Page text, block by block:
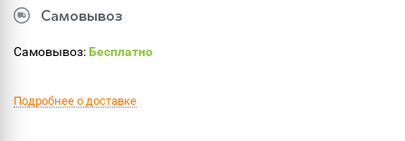
Самовывоз
Самовывоз:Бесплатно
Подробнее о доставке